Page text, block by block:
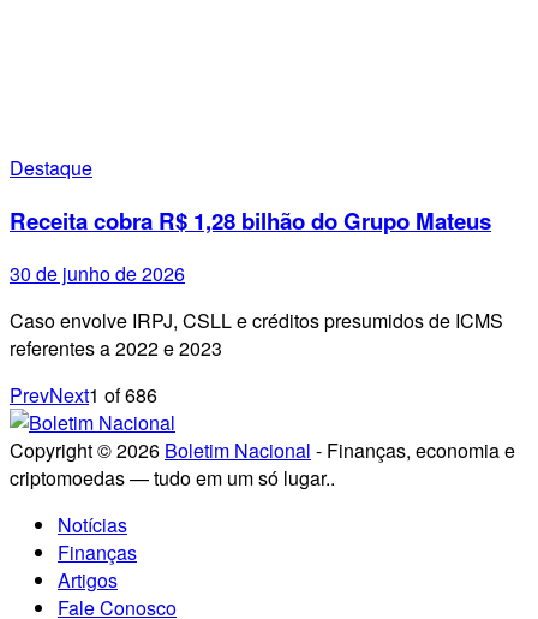
Destaque
Receita cobra R$ 1,28 bilhão do Grupo Mateus
30 de junho de 2026
Caso envolve IRPJ, CSLL e créditos presumidos de ICMS
referentes a 2022 e 2023
PrevNext1 of686
Copyright © 2026 Boletim Nacional - Finanças, economia e
criptomoedas — tudo em um só lugar..
Notícias
Finanças
Artigos
Fale Conosco